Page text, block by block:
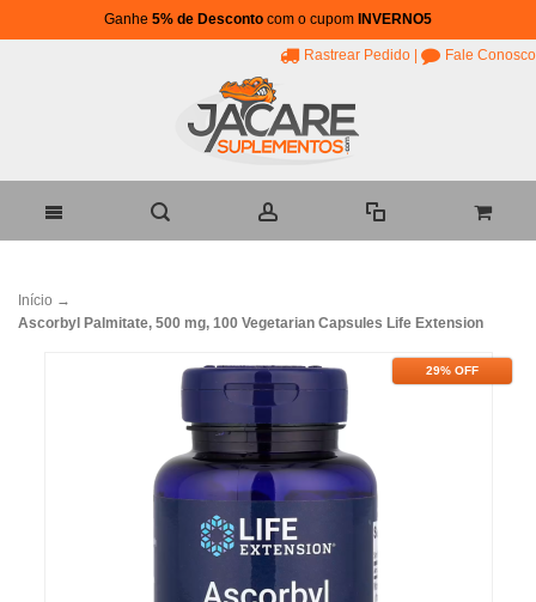
Ganhe 5% de Desconto com o cupom INVERNO5
Rastrear Pedido Fale Conosco
Início →
Ascorbyl Palmitate, 500 mg, 100 Vegetarian Capsules Life Extension
29% OFF